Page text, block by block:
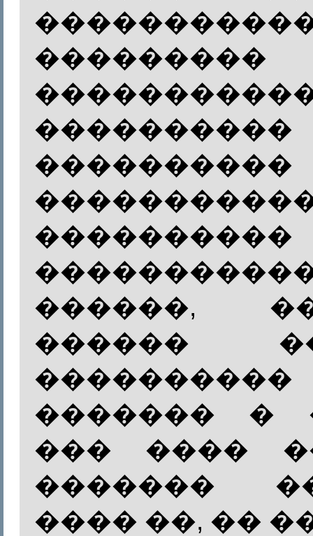
���������
����������
����������
����������
������,
������
������� �
��� ����
�������
���� ��, ��